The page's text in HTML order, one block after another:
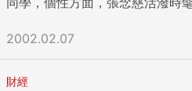
2002.02.07
財經